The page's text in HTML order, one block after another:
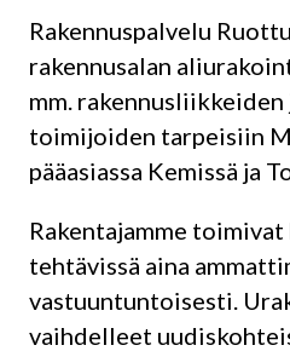
Rakennuspalvelu
rakennusalan
mm.
toimijoiden tarpeisiin
pääasiassa Kemissä ja
Rakentajamme
tehtävissä aina
vastuuntuntoisesti.
vaihdelleet